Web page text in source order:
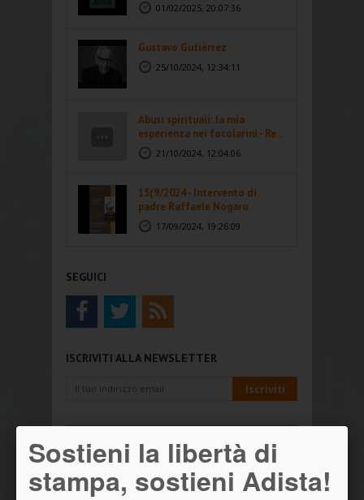
01/02/2025, 20:07:36
Gustavo Gutiérrez
25/10/2024, 12:34:11
Abusi spirituali: la mia
esperienza nei focolarini - Re...
21/10/2024, 12:04:06
15(9/2024 - Intervento di
padre Raffaele Nogaro
17/09/2024, 19:26:09
SEGUICI
ISCRIVITI ALLA NEWSLETTER
NOVITÀ ADISTA LIBRI
Sostieni la libertà di
stampa, sostieni Adista!